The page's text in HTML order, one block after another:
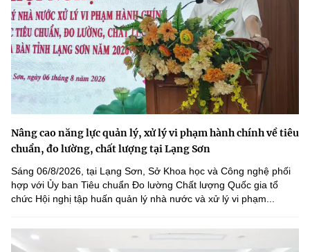
Nâng cao năng lực quản lý, xử lý vi phạm hành chính về tiêu
chuẩn, đo lường, chất lượng tại Lạng Sơn
Sáng 06/8/2026, tại Lạng Sơn, Sở Khoa học và Công nghệ phối
hợp với Ủy ban Tiêu chuẩn Đo lường Chất lượng Quốc gia tổ
chức Hội nghị tập huấn quản lý nhà nước và xử lý vi phạm...